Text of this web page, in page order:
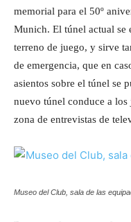
memorial para el 50º
Munich. El túnel actual se
terreno de juego, y sirve
de emergencia, que en
asientos sobre el túnel se
nuevo túnel conduce a los
zona de entrevistas de
Museo del Club, sala de las